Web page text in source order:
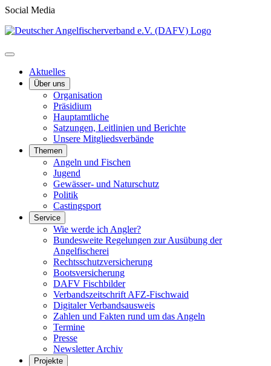
Social Media
Aktuelles
Über uns
Organisation
Präsidium
Hauptamtliche
Satzungen, Leitlinien und Berichte
Unsere Mitgliedsverbände
Themen
Angeln und Fischen
Jugend
Gewässer- und Naturschutz
Politik
Castingsport
Service
Wie werde ich Angler?
Bundesweite Regelungen zur Ausübung der
Angelfischerei
Rechtsschutzversicherung
Bootsversicherung
DAFV Fischbilder
Verbandszeitschrift AFZ-Fischwaid
Digitaler Verbandsausweis
Zahlen und Fakten rund um das Angeln
Termine
Presse
Newsletter Archiv
Projekte